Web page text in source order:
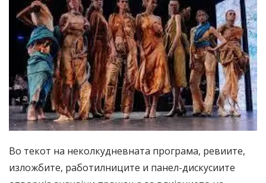
Во текот на неколкудневната програма, ревиите,
изложбите, работилниците и панел-дискусиите